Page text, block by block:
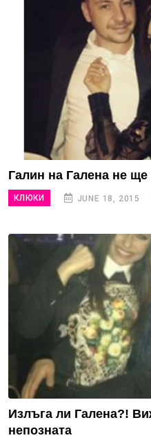
Галин на Галена не ще
КЛЮКИ JUNE 18, 2015
Излъга ли Галена?!
непозната